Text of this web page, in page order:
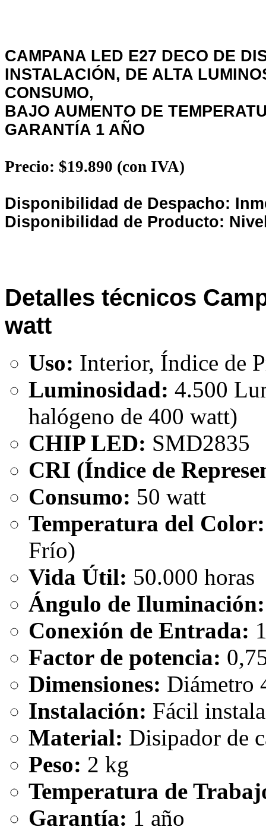
CAMPANA LED E27 DECO DE
INSTALACIÓN, DE ALTA
CONSUMO,
BAJO AUMENTO DE
GARANTÍA 1 AÑO
Precio: $19.890 (con IVA)
Disponibilidad de Despacho:
Disponibilidad de Producto:
Detalles técnicos
watt
Uso: Interior, Índice de
Luminosidad: 4.500
halógeno de 400 watt)
CHIP LED: SMD2835
CRI (Índice de
Consumo: 50 watt
Temperatura del Color:
Frío)
Vida Útil: 50.000 horas
Ángulo de Iluminación:
Conexión de Entrada:
Factor de potencia:
Dimensiones: Diámetro
Instalación: Fácil
Material: Disipador de
Peso: 2 kg
Temperatura de
Garantía: 1 año